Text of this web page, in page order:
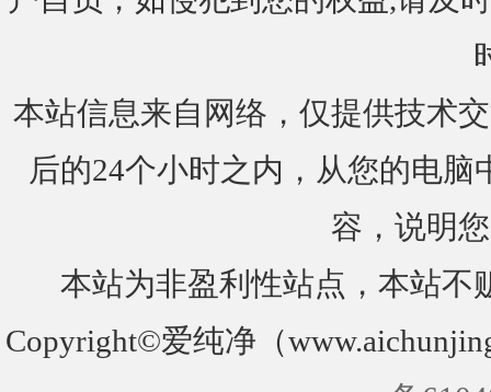
本站信息来自网络，仅提供技术
后的24个小时之内，从您的电
容，说明
本站为非盈利性站点，本站不
Copyright©爱纯净（